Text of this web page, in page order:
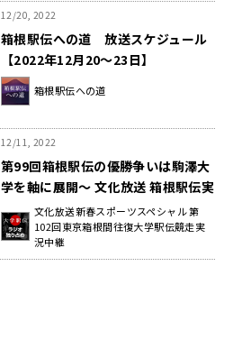
12/20, 2022
箱根駅伝への道 放送スケジュール
【2022年12月20～23日】
箱根駅伝への道
12/11, 2022
第99回箱根駅伝の優勝争いは駒澤大
学を軸に展開～ 文化放送 箱根駅伝実
況中継文化放送新春スポーツスペシャル 第
102回東京箱根間往復大学駅伝競走実
況中継